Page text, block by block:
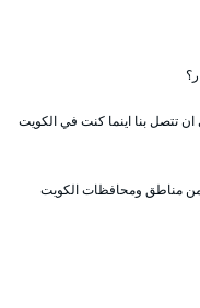
ان تتصل بنا اينما كنت في الكويت
من مناطق ومحافظات الكويت